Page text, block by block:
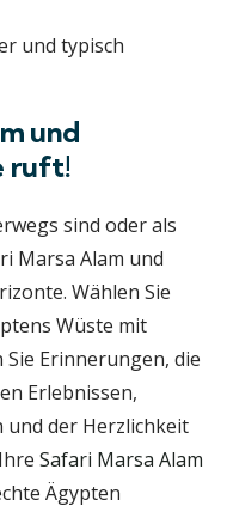
und typisch
und
ruft!
sind oder als
Marsa Alam und
Wählen Sie
Wüste mit
Erinnerungen, die
Erlebnissen,
und der Herzlichkeit
Safari Marsa Alam
Ägypten